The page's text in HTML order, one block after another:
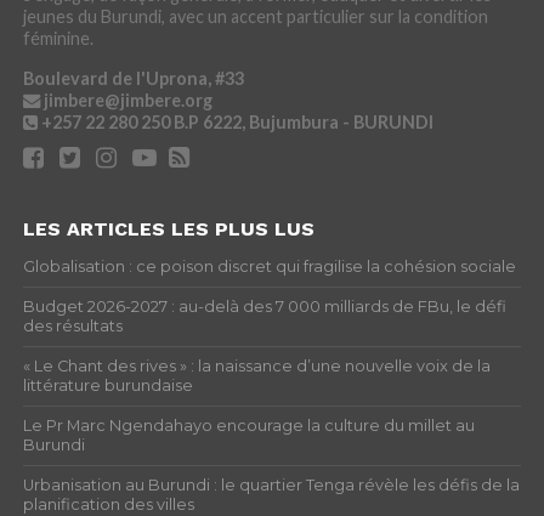
jeunes du Burundi, avec un accent particulier sur la condition
féminine.
Boulevard de l'Uprona, #33
jimbere@jimbere.org
+257 22 280 250 B.P 6222, Bujumbura - BURUNDI
LES ARTICLES LES PLUS LUS
Globalisation : ce poison discret qui fragilise la cohésion sociale
Budget 2026-2027 : au-delà des 7 000 milliards de FBu, le défi
des résultats
« Le Chant des rives » : la naissance d’une nouvelle voix de la
littérature burundaise
Le Pr Marc Ngendahayo encourage la culture du millet au
Burundi
Urbanisation au Burundi : le quartier Tenga révèle les défis de la
planification des villes